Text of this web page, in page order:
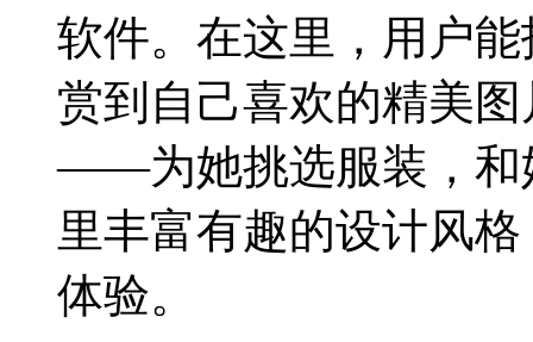
软件。在这里，用户
赏到自己喜欢的精美
——为她挑选服装，和
里丰富有趣的设计风
体验。